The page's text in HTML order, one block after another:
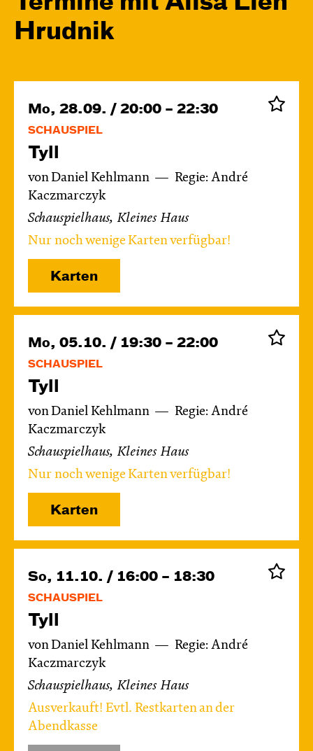
Hrudnik
Mo, 28.09. / 20:00 – 22:30
SCHAUSPIEL
Tyll
von Daniel Kehlmann
Regie: André
Kaczmarczyk
Schauspielhaus, Kleines Haus
Nur noch wenige Karten verfügbar!
Karten
Mo, 05.10. / 19:30 – 22:00
SCHAUSPIEL
Tyll
von Daniel Kehlmann
Regie: André
Kaczmarczyk
Schauspielhaus, Kleines Haus
Nur noch wenige Karten verfügbar!
Karten
So, 11.10. / 16:00 – 18:30
SCHAUSPIEL
Tyll
von Daniel Kehlmann
Regie: André
Kaczmarczyk
Schauspielhaus, Kleines Haus
Ausverkauft! Evtl. Restkarten an der
Abendkasse